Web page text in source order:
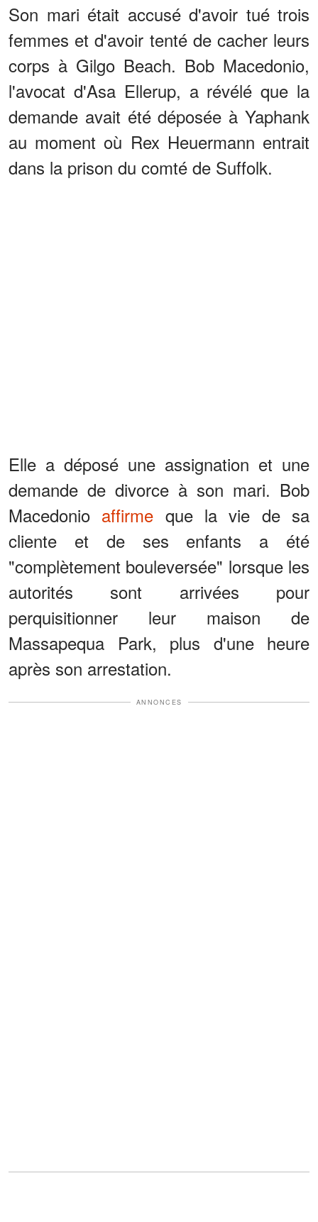
Son mari était accusé d'avoir tué trois
femmes et d'avoir tenté de cacher leurs
corps à Gilgo Beach. Bob Macedonio,
l'avocat d'Asa Ellerup, a révélé que la
demande avait été déposée à Yaphank
au moment où Rex Heuermann entrait
dans la prison du comté de Suffolk.
Elle a déposé une assignation et une
demande de divorce à son mari. Bob
Macedonio affirme que la vie de sa
cliente et de ses enfants a été
"complètement bouleversée" lorsque les
autorités sont arrivées pour
perquisitionner leur maison de
Massapequa Park, plus d'une heure
après son arrestation.
ANNONCES